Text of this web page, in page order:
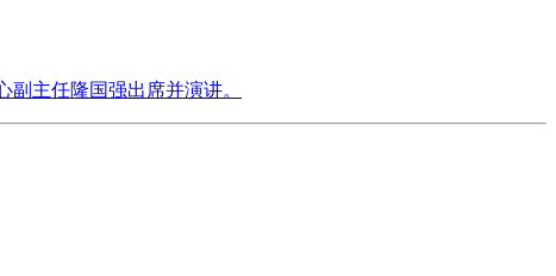
主任隆国强出席并演讲。